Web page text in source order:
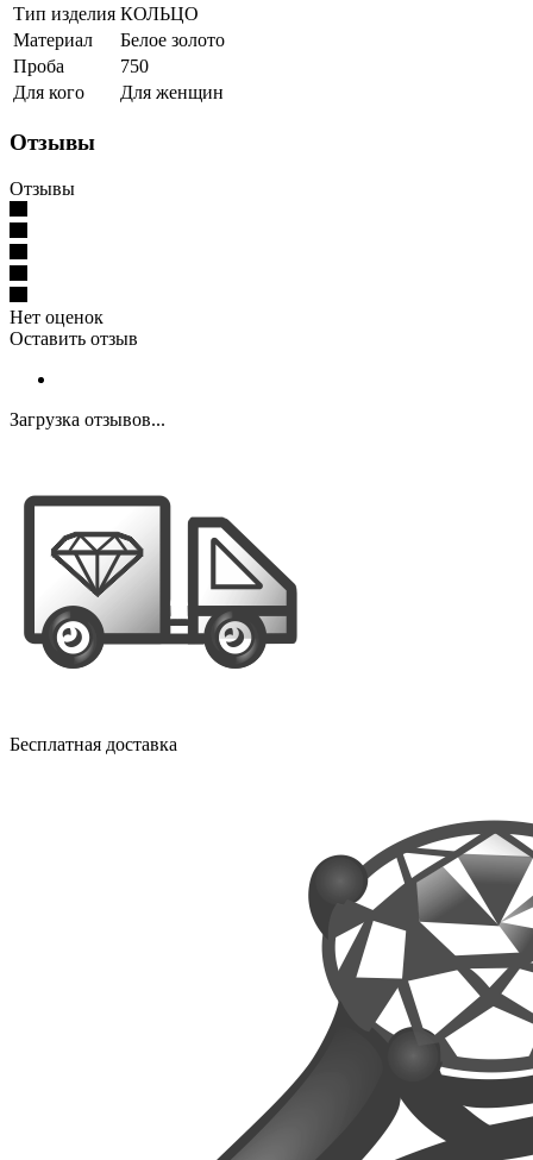
Тип изделия КОЛЬЦО
Материал
Белое золото
Проба
750
Для кого
Для женщин
Отзывы
Отзывы
Нет оценок
Оставить отзыв
Загрузка отзывов...
Бесплатная доставка